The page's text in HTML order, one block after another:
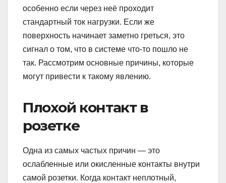
особенно если через неё проходит
стандартный ток нагрузки. Если же
поверхность начинает заметно греться, это
сигнал о том, что в системе что-то пошло не
так. Рассмотрим основные причины, которые
могут привести к такому явлению.
Плохой контакт в
розетке
Одна из самых частых причин — это
ослабленные или окисленные контакты внутри
самой розетки. Когда контакт неплотный,